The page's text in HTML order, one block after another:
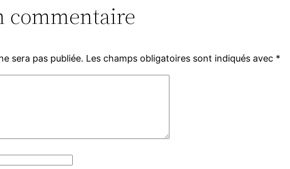
commentaire
sera pas publiée. Les champs obligatoires sont indiqués avec *